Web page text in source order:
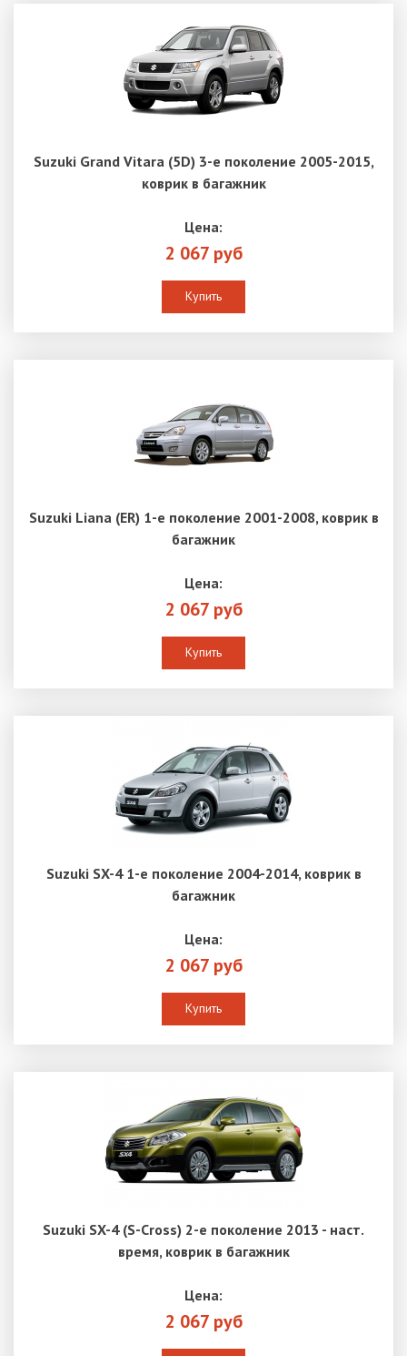
Suzuki Grand Vitara (5D) 3-е поколение 2005-2015,
коврик в багажник
Цена:
2 067 руб
Купить
Suzuki Liana (ER) 1-е поколение 2001-2008, коврик в
багажник
Цена:
2 067 руб
Купить
Suzuki SX-4 1-е поколение 2004-2014, коврик в
багажник
Цена:
2 067 руб
Купить
Suzuki SX-4 (S-Cross) 2-е поколение 2013 - наст.
время, коврик в багажник
Цена:
2 067 руб